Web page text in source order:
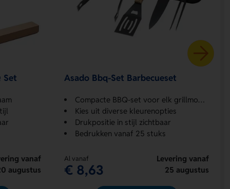
Set
vanaf
augustus
Asado Bbq-Set Barbecueset
Compacte BBQ-set voor elk grillmoment
Kies uit diverse kleurenopties
Drukpositie in stijl zichtbaar
Bedrukken vanaf 25 stuks
Al vanaf
€ 8,63
Levering vanaf
25 augustus